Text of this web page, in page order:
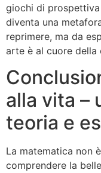
giochi di
diventa una
reprimere, ma da
arte è al cuore della
alla vita –
teoria e
La matematica non
comprendere la